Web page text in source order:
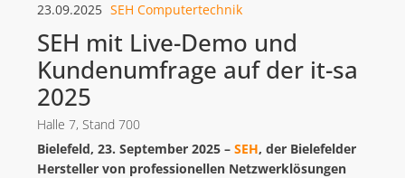
ROHDE & SCHWARZ NETWORKS AND CYBERSECURITY
SEH COMPUTERTECHNIK
Firmenprofil
VIBRIO. KOMMUNIKATIONSMANAGEMENT DR. KAUSCH
DOWNLOADS
23.09.2025 SEH Computertechnik
SEH mit Live-Demo und
Kundenumfrage auf der it-sa
2025
Halle 7, Stand 700
Bielefeld, 23. September 2025 – SEH, der Bielefelder
Hersteller von professionellen Netzwerklösungen